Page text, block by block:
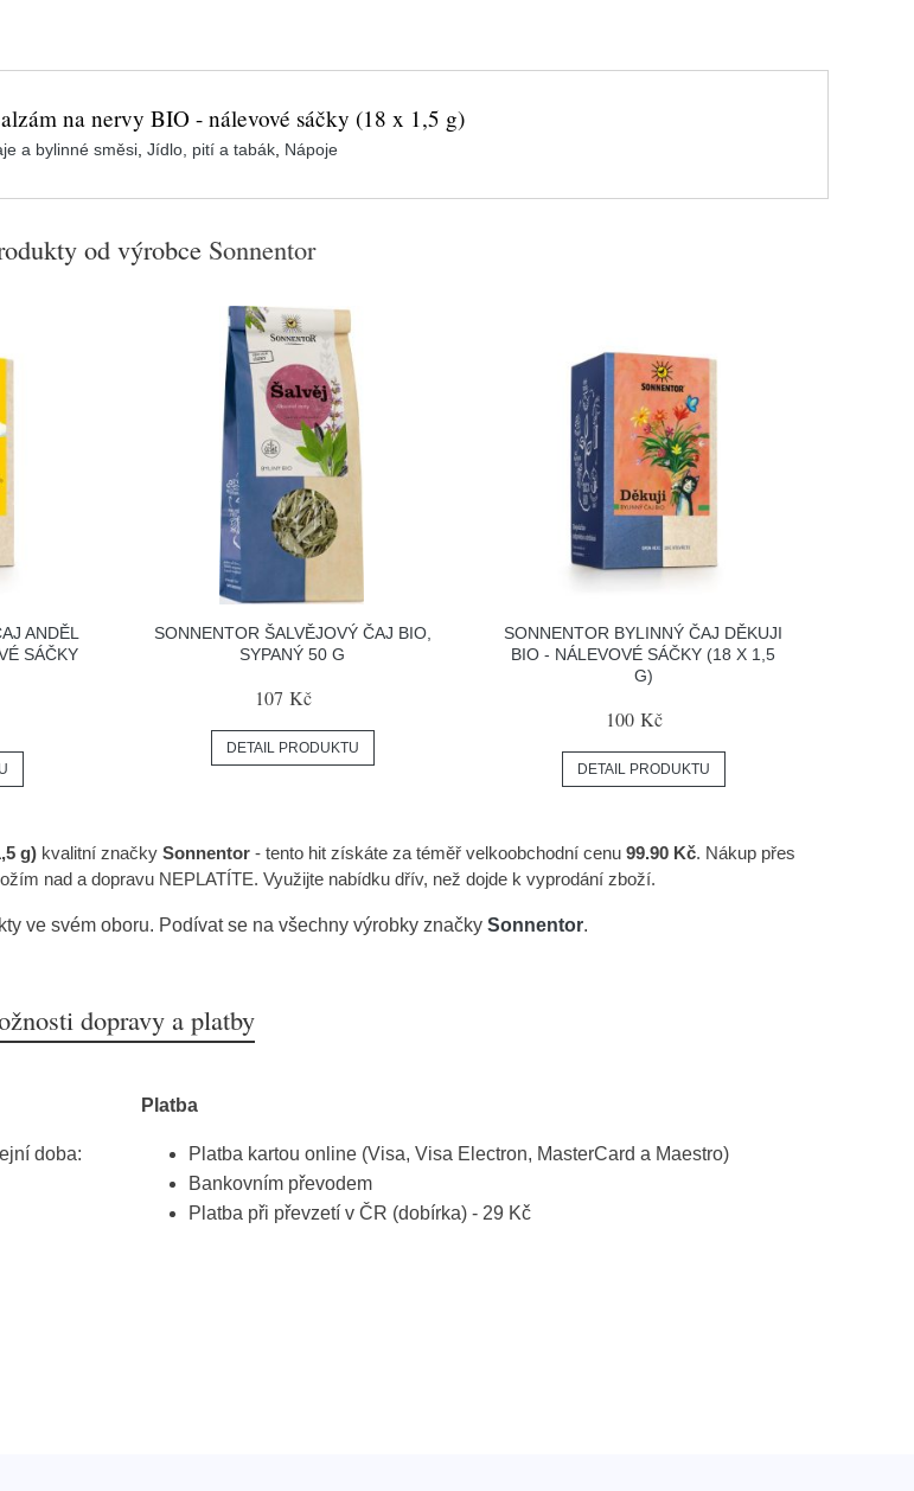
na nervy BIO - nálevové sáčky (18 x 1,5 g)
a bylinné směsi, Jídlo, pití a tabák, Nápoje
od výrobce Sonnentor
ANDĚL
SÁČKY
SONNENTOR ŠALVĚJOVÝ ČAJ BIO,
SYPANÝ 50 G
107 Kč
DETAIL PRODUKTU
SONNENTOR BYLINNÝ ČAJ DĚKUJI
BIO - NÁLEVOVÉ SÁČKY (18 X 1,5
G)
100 Kč
DETAIL PRODUKTU
g) kvalitní značky Sonnentor - tento hit získáte za téměř velkoobchodní cenu 99.90 Kč. Nákup přes
nad a dopravu NEPLATÍTE. Využijte nabídku dřív, než dojde k vyprodání zboží.
ve svém oboru. Podívat se na všechny výrobky značky Sonnentor.
dopravy a platby
doba:
Platba
Platba kartou online (Visa, Visa Electron, MasterCard a Maestro)
Bankovním převodem
Platba při převzetí v ČR (dobírka) - 29 Kč